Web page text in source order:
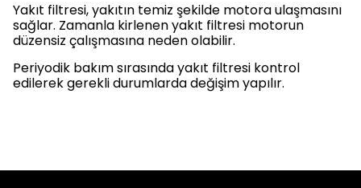
Yakıt filtresi, yakıtın temiz şekilde motora ulaşmasını
sağlar. Zamanla kirlenen yakıt filtresi motorun
düzensiz çalışmasına neden olabilir.
Periyodik bakım sırasında yakıt filtresi kontrol
edilerek gerekli durumlarda değişim yapılır.